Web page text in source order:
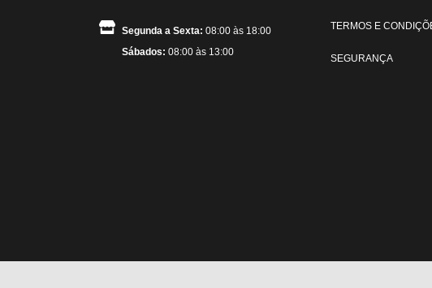
Segunda a Sexta: 08:00 às 18:00
Sábados: 08:00 às 13:00
TERMOS E
SEGURANÇA